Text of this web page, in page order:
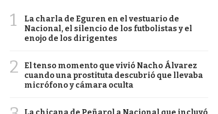
1
La charla de Eguren en el vestuario de
Nacional, el silencio de los futbolistas y el
enojo de los dirigentes
2
El tenso momento que vivió Nacho Álvarez
cuando una prostituta descubrió que llevaba
micrófono y cámara oculta